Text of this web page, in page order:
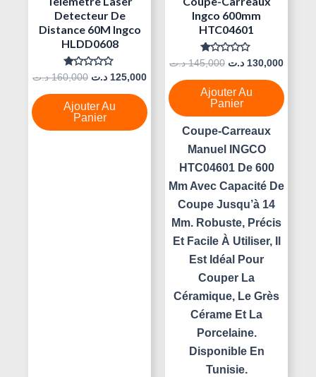
Detecteur De
Distance 60M Ingco
HLDD0608
Note
Sur
5
160,000 د.ت 125,000 د.ت
Ajouter Au
Panier
Ingco 600mm
HTC04601
Note
Sur
5
145,000 د.ت 130,000 د.ت
Ajouter Au
Panier
Coupe-Carreaux
Manuel INGCO
HTC04601 De 600
Mm Avec Capacité De
Coupe Jusqu’à 14
Mm. Robuste, Précis
Et Facile À Utiliser, Il
Est Idéal Pour
Couper La
Céramique, Le Grès
Cérame Et La
Porcelaine.
Disponible En
Tunisie.